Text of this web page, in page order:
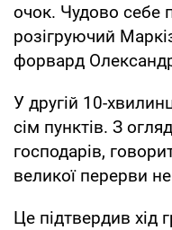
очок. Чудово себе
розігруючий
форвард
У другій 10-
сім пунктів. З
господарів,
великої перерви
Це підтвердив хід